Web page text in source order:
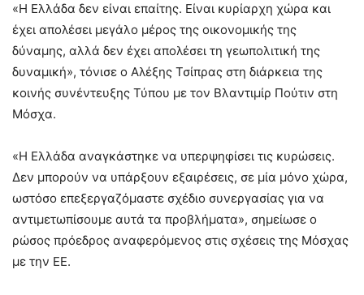
«Η Ελλάδα δεν είναι επαίτης. Είναι κυρίαρχη χώρα και
έχει απολέσει μεγάλο μέρος της οικονομικής της
δύναμης, αλλά δεν έχει απολέσει τη γεωπολιτική της
δυναμική», τόνισε ο Αλέξης Τσίπρας στη διάρκεια της
κοινής συνέντευξης Τύπου με τον Βλαντιμίρ Πούτιν στη
Μόσχα.
«Η Ελλάδα αναγκάστηκε να υπερψηφίσει τις κυρώσεις.
Δεν μπορούν να υπάρξουν εξαιρέσεις, σε μία μόνο χώρα,
ωστόσο επεξεργαζόμαστε σχέδιο συνεργασίας για να
αντιμετωπίσουμε αυτά τα προβλήματα», σημείωσε ο
ρώσος πρόεδρος αναφερόμενος στις σχέσεις της Μόσχας
με την ΕΕ.